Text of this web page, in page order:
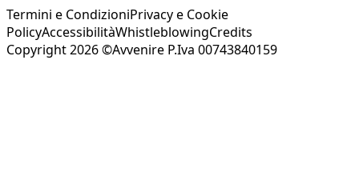
Termini e CondizioniPrivacy e Cookie
PolicyAccessibilitàWhistleblowingCredits
Copyright 2026 ©Avvenire P.Iva 00743840159